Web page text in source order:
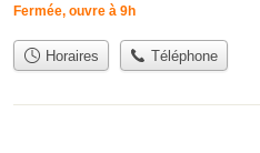
Fermée, ouvre à 9h
Horaires Téléphone